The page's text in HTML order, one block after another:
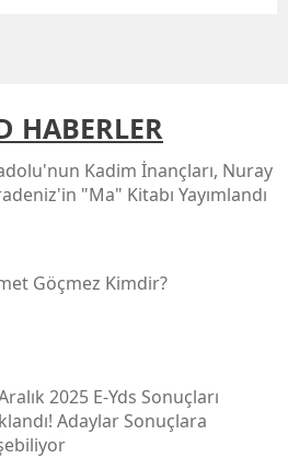
HABERLER
Kadim İnançları, Nuray
"ma" Kitabı Yayımlandı
Göçmez Kimdir?
2025 E-Yds Sonuçları
Adaylar Sonuçlara